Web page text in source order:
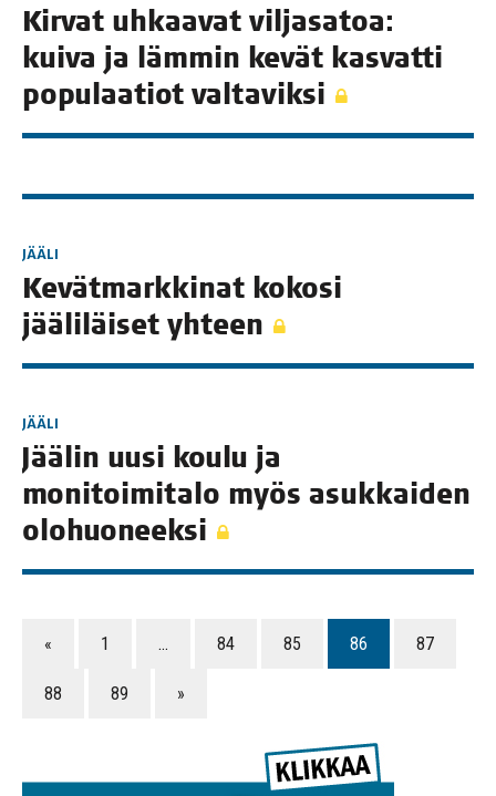
Kir­vat uhkaa­vat vil­ja­sa­toa:
kui­va ja läm­min kevät kas­vat­ti
popu­laa­tiot valtaviksi
JÄÄLI
Kevät­mark­ki­nat koko­si
jää­li­läi­set yhteen
JÄÄLI
Jää­lin uusi kou­lu ja
moni­toi­mi­ta­lo myös asuk­kai­den
olohuoneeksi
« 1 … 84 85 86 87
88 89 »